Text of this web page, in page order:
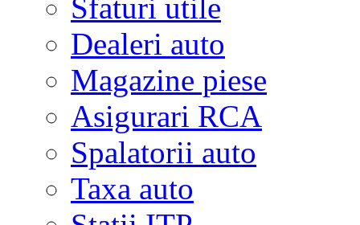
Sfaturi utile
Dealeri auto
Magazine piese
Asigurari RCA
Spalatorii auto
Taxa auto